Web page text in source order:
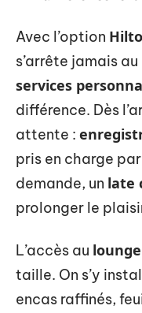
Avec l’option
s’arrête jamais
services
différence. Dès
attente :
pris en charge
demande, un late
prolonger le
L’accès au
taille. On s’y
encas raffinés,